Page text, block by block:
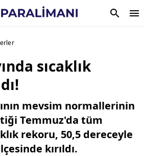
sıcaklık
mevsim normallerinin
Temmuz'da tüm
rekoru, 50,5 dereceyle
kırıldı.